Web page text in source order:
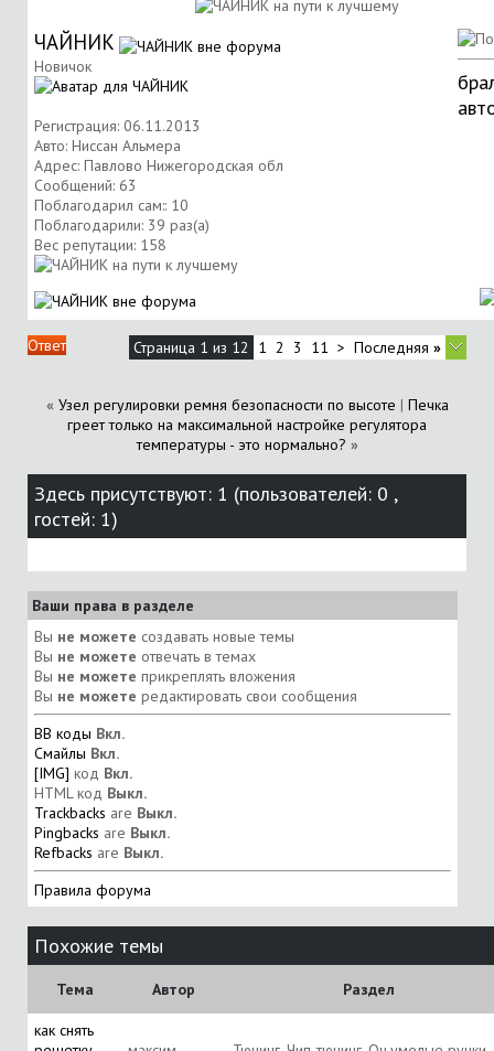
ЧАЙНИК
Новичок
Регистрация: 06.11.2013
Авто: Ниссан Альмера
Адрес: Павлово Нижегородская обл
Сообщений: 63
Поблагодарил сам:: 10
Поблагодарили: 39 раз(а)
Вес репутации: 158
Ответ Страница 1 из 12 1 2 3 11 > Последняя »
« Узел регулировки ремня безопасности по высоте | Печка
греет только на максимальной настройке регулятора
температуры - это нормально? »
Здесь присутствуют: 1 (пользователей: 0 ,
гостей: 1)
Ваши права в разделе
Вы не можете создавать новые темы
Вы не можете отвечать в темах
Вы не можете прикреплять вложения
Вы не можете редактировать свои сообщения
BB коды Вкл.
Смайлы Вкл.
[IMG] код Вкл.
HTML код Выкл.
Trackbacks are Выкл.
Pingbacks are Выкл.
Refbacks are Выкл.
Правила форума
Похожие темы
Тема Автор Раздел
как снять